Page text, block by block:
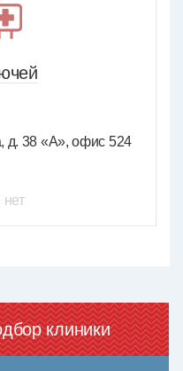
д. 38 «А», офис 524
клиники